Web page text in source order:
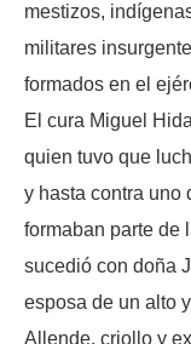
mestizos,
militares
formados en el
El cura Miguel
quien tuvo que
y hasta contra uno
formaban parte de
sucedió con doña
esposa de un alto
Allende, criollo y